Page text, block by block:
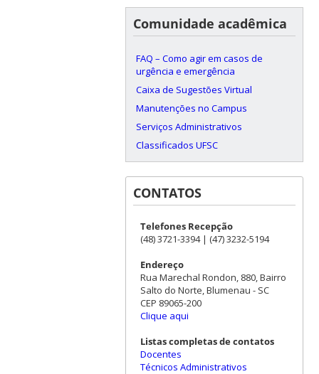
Comunidade acadêmica
FAQ – Como agir em casos de
urgência e emergência
Caixa de Sugestões Virtual
Manutenções no Campus
Serviços Administrativos
Classificados UFSC
CONTATOS
Telefones Recepção
(48) 3721-3394 | (47) 3232-5194
Endereço
Rua Marechal Rondon, 880, Bairro
Salto do Norte, Blumenau - SC
CEP 89065-200
Clique aqui
Listas completas de contatos
Docentes
Técnicos Administrativos